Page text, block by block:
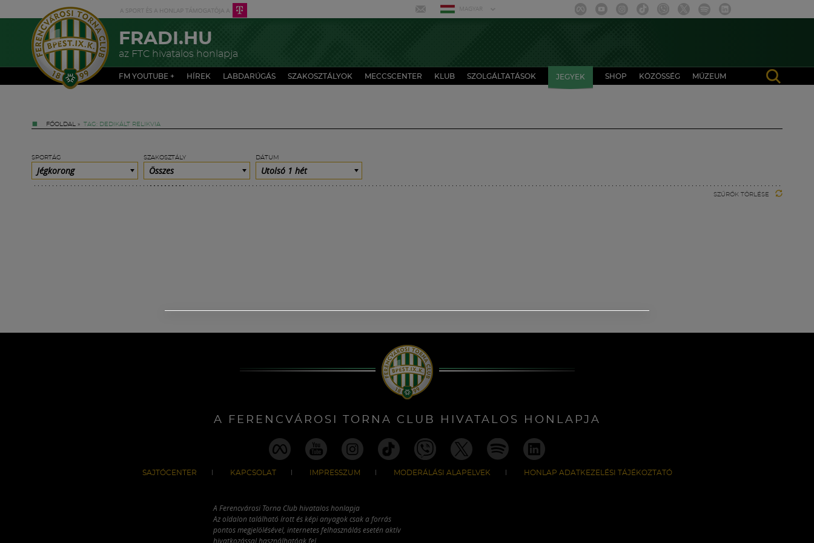
MAGYAR
FRADI.HU
az FTC hivatalos honlapja
FM YOUTUBE + HÍREK LABDARÚGÁS SZAKOSZTÁLYOK MECCSCENTER KLUB SZOLGÁLTATÁSOK JEGYEK SHOP KÖZÖSSÉG MÚZEUM
FŐOLDAL » TAG: DEDIKÁLT RELIKVIA
SPORTÁG
Jégkorong
SZAKOSZTÁLY
Összes
DÁTUM
Utolsó 1 hét
SZŰRŐK TÖRLÉSE
A FERENCVÁROSI TORNA CLUB HIVATALOS HONLAPJA
SAJTÓCENTER KAPCSOLAT IMPRESSZUM MODERÁLÁSI ALAPELVEK HONLAP ADATKEZELÉSI TÁJÉKOZTATÓ
A Ferencvárosi Torna Club hivatalos honlapja
Az oldalon található írott és képi anyagok csak a forrás
pontos megjelölésével, internetes felhasználás esetén aktív
hivatkozással használhatóak fel.